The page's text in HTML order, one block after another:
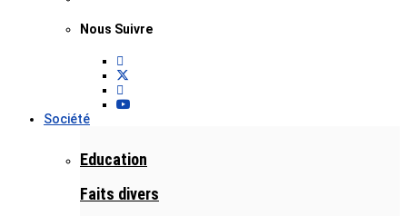
Nous Suivre
Société
Education
Faits divers